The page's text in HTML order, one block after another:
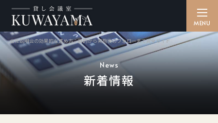
貸し会議室を探す
SEARCH
備品・ケータリング
ご利用方法
会社説明会の効果的な進め方：目的から実施後のフォローまで完全ガイド
News
新着情報